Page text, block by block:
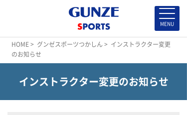
HOME> グンゼスポーツつかしん > インストラクター変更
のお知らせ
インストラクター変更のお知らせ